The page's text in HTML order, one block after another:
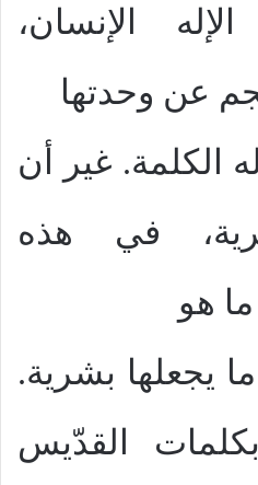
الإنسان،
عن وحدتها
الكلمة. غير أن
في هذه
ما هو
يجعلها بشرية.
بكلمات القدّيس